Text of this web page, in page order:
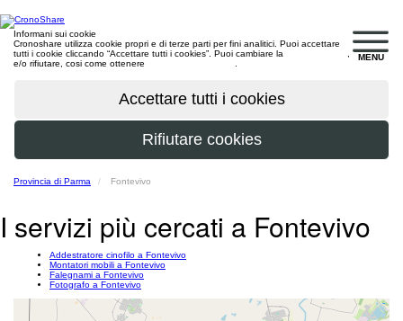
MENU
Informani sui cookie
Cronoshare utilizza cookie propri e di terze parti per fini analitici. Puoi accettare
tutti i cookie cliccando “Accettare tutti i cookies”. Puoi cambiare la
e/o rifiutare, cosi come ottenere
Provincia di Parma Fontevivo
I servizi più cercati a Fontevivo
Addestratore cinofilo a Fontevivo
Montatori mobili a Fontevivo
Falegnami a Fontevivo
Fotografo a Fontevivo